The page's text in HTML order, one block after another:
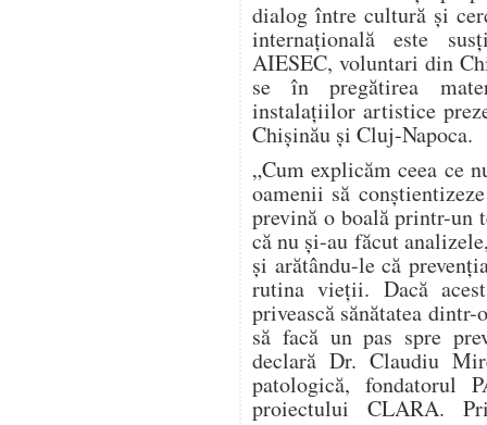
dialog între cultură și
internațională este
AIESEC, voluntari din
se în pregătirea
instalațiilor artistice
Chișinău și Cluj-Napoca.
„Cum explicăm ceea ce
oamenii să
prevină o boală printr-un
că nu și-au făcut
și arătându-le că
rutina vieții. Dacă
privească sănătatea
să facă un pas spre
declară Dr. Claudiu
patologică, fondatorul
proiectului CLARA.